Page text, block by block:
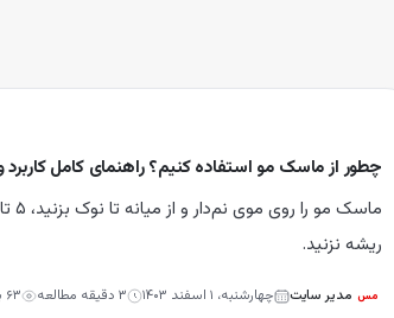
چطور از ماسک مو استفاده کنیم؟ راهنمای کامل
ریشه نزنید.
مس مدیر سایت چهارشنبه، ۱ اسفند ۱۴۰۳ ۳ دقیقه مطالعه ۶۳